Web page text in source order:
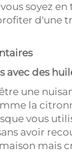
soyez
d'une
avec des
une
la
vous
avoir
mais